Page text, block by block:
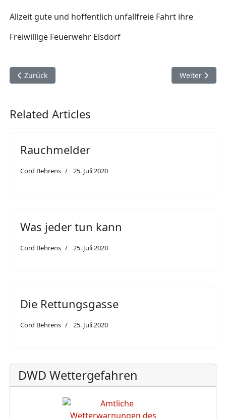
Allzeit gute und hoffentlich unfallfreie Fahrt ihre
Freiwillige Feuerwehr Elsdorf
Vorheriger Beitrag: Die Feuerwehrsirene
Zurück Nächster
Weiter
Related Articles
Rauchmelder
Cord Behrens 25. Juli 2020
Was jeder tun kann
Cord Behrens 25. Juli 2020
Die Rettungsgasse
Cord Behrens 25. Juli 2020
DWD Wettergefahren